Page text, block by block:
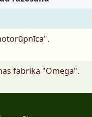
fabrika "Omega".